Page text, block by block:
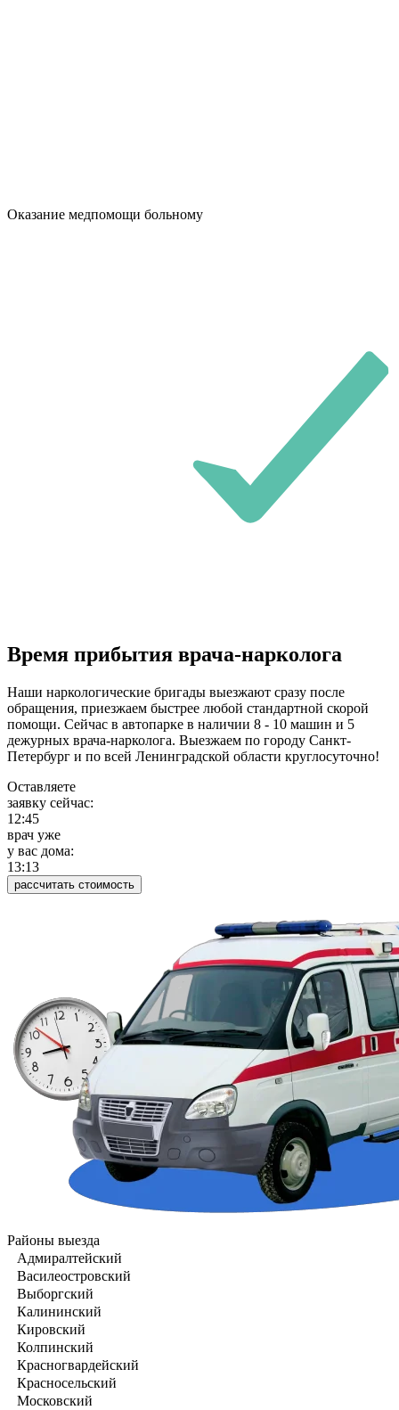
Оказание медпомощи больному
Время прибытия врача-нарколога
Наши наркологические бригады выезжают сразу после
обращения, приезжаем быстрее любой стандартной скорой
помощи. Сейчас в автопарке в наличии 8 - 10 машин и 5
дежурных врача-нарколога. Выезжаем по городу Санкт-
Петербург и по всей Ленинградской области круглосуточно!
Оставляете
заявку сейчас:
12:45
врач уже
у вас дома:
13:13
рассчитать стоимость
Районы выезда
Адмиралтейский
Василеостровский
Выборгский
Калининский
Кировский
Колпинский
Красногвардейский
Красносельский
Московский